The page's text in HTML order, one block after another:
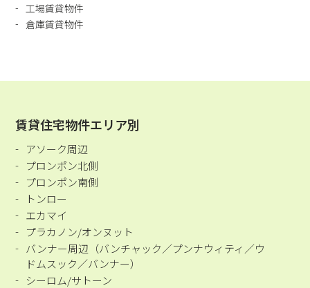
工場賃貸物件
倉庫賃貸物件
賃貸住宅物件エリア別
アソーク周辺
プロンポン北側
プロンポン南側
トンロー
エカマイ
プラカノン/オンヌット
バンナー周辺（バンチャック／プンナウィティ／ウ
ドムスック／バンナー）
シーロム/サトーン